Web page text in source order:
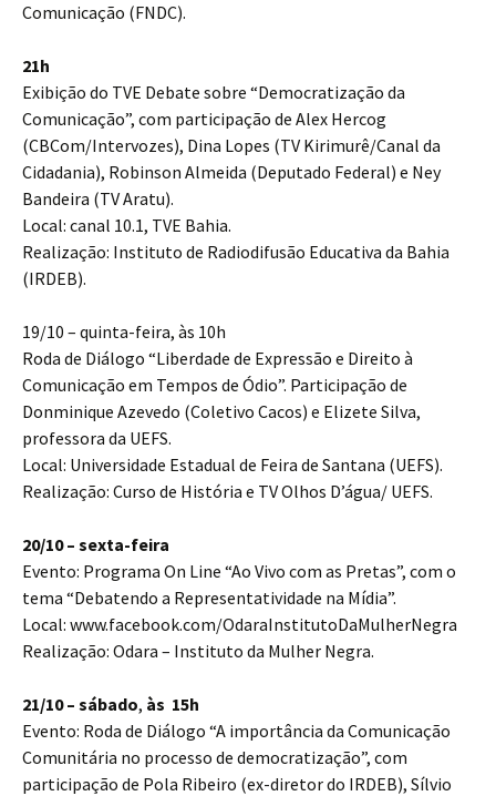
Comunicação (FNDC).
21h
Exibição do TVE Debate sobre “Democratização da
Comunicação”, com participação de Alex Hercog
(CBCom/Intervozes), Dina Lopes (TV Kirimurê/Canal da
Cidadania), Robinson Almeida (Deputado Federal) e Ney
Bandeira (TV Aratu).
Local: canal 10.1, TVE Bahia.
Realização: Instituto de Radiodifusão Educativa da Bahia
(IRDEB).
19/10 – quinta-feira, às 10h
Roda de Diálogo “Liberdade de Expressão e Direito à
Comunicação em Tempos de Ódio”. Participação de
Donminique Azevedo (Coletivo Cacos) e Elizete Silva,
professora da UEFS.
Local: Universidade Estadual de Feira de Santana (UEFS).
Realização: Curso de História e TV Olhos D’água/ UEFS.
20/10 – sexta-feira
Evento: Programa On Line “Ao Vivo com as Pretas”, com o
tema “Debatendo a Representatividade na Mídia”.
Local: www.facebook.com/OdaraInstitutoDaMulherNegra
Realização: Odara – Instituto da Mulher Negra.
21/10 – sábado, às 15h
Evento: Roda de Diálogo “A importância da Comunicação
Comunitária no processo de democratização”, com
participação de Pola Ribeiro (ex-diretor do IRDEB), Sílvio